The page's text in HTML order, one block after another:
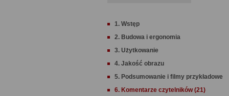
1. Wstęp
2. Budowa i ergonomia
3. Użytkowanie
4. Jakość obrazu
5. Podsumowanie i filmy przykładowe
6. Komentarze czytelników (21)